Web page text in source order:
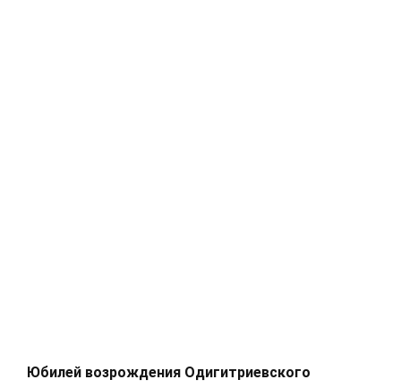
Юбилей возрождения Одигитриевского